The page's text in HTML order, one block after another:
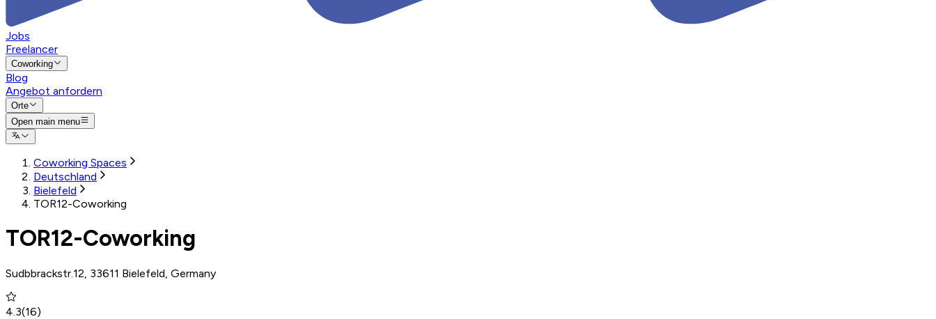
Jobs
Freelancer
Coworking
Blog
Angebot anfordern
Orte
Open main menu
Coworking Spaces
Deutschland
Bielefeld
TOR12-Coworking
TOR12-Coworking
Sudbbrackstr.12, 33611 Bielefeld, Germany
4.3(16)